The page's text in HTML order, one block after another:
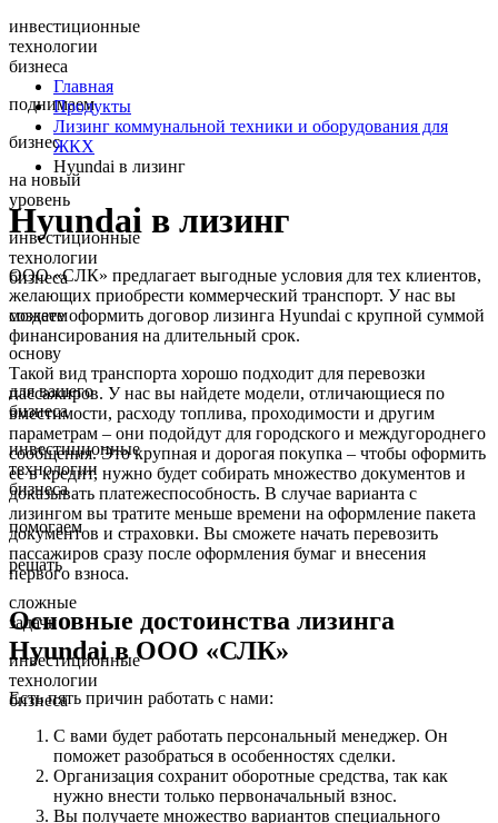
инвестиционные
технологии
бизнеса
поднимаем
бизнес
на новый
уровень
инвестиционные
технологии
бизнеса
создаем
основу
для вашего
бизнеса
инвестиционные
технологии
бизнеса
помогаем
решать
сложные
задачи
инвестиционные
технологии
бизнеса
Главная
Продукты
Лизинг коммунальной техники и оборудования для
ЖКХ
Hyundai в лизинг
Hyundai в лизинг
ООО «СЛК» предлагает выгодные условия для тех клиентов,
желающих приобрести коммерческий транспорт. У нас вы
можете оформить договор лизинга Hyundai с крупной суммой
финансирования на длительный срок.
Такой вид транспорта хорошо подходит для перевозки
пассажиров. У нас вы найдете модели, отличающиеся по
вместимости, расходу топлива, проходимости и другим
параметрам – они подойдут для городского и междугороднего
сообщения. Это крупная и дорогая покупка – чтобы оформить
ее в кредит, нужно будет собирать множество документов и
доказывать платежеспособность. В случае варианта с
лизингом вы тратите меньше времени на оформление пакета
документов и страховки. Вы сможете начать перевозить
пассажиров сразу после оформления бумаг и внесения
первого взноса.
Основные достоинства лизинга
Hyundai в ООО «СЛК»
Есть пять причин работать с нами:
С вами будет работать персональный менеджер. Он
поможет разобраться в особенностях сделки.
Организация сохранит оборотные средства, так как
нужно внести только первоначальный взнос.
Вы получаете множество вариантов специального